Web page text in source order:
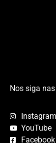
Nos siga
Instagram
YouTube
Facebook